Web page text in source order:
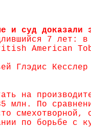
и суд доказали
7 лет: в
American
Глэдис
на
млн. По
по борьбе с